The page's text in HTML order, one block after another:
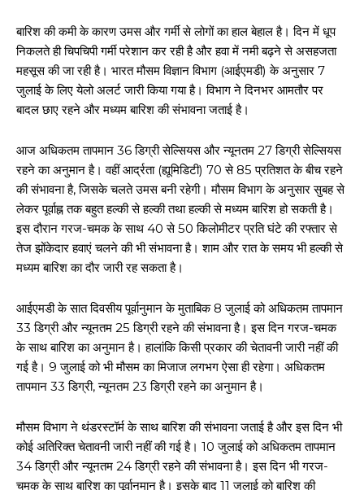
बारिश की कमी के कारण उमस और गर्मी से लोगों का हाल बेहाल है। दिन में धूप
निकलते ही चिपचिपी गर्मी परेशान कर रही है और हवा में नमी बढ़ने से असहजता
महसूस की जा रही है। भारत मौसम विज्ञान विभाग (आईएमडी) के अनुसार 7
जुलाई के लिए येलो अलर्ट जारी किया गया है। विभाग ने दिनभर आमतौर पर
बादल छाए रहने और मध्यम बारिश की संभावना जताई है।
आज अधिकतम तापमान 36 डिग्री सेल्सियस और न्यूनतम 27 डिग्री सेल्सियस
रहने का अनुमान है। वहीं आर्द्रता (ह्यूमिडिटी) 70 से 85 प्रतिशत के बीच रहने
की संभावना है, जिसके चलते उमस बनी रहेगी। मौसम विभाग के अनुसार सुबह से
लेकर पूर्वाह्न तक बहुत हल्की से हल्की तथा हल्की से मध्यम बारिश हो सकती है।
इस दौरान गरज-चमक के साथ 40 से 50 किलोमीटर प्रति घंटे की रफ्तार से
तेज झोंकेदार हवाएं चलने की भी संभावना है। शाम और रात के समय भी हल्की से
मध्यम बारिश का दौर जारी रह सकता है।
आईएमडी के सात दिवसीय पूर्वानुमान के मुताबिक 8 जुलाई को अधिकतम तापमान
33 डिग्री और न्यूनतम 25 डिग्री रहने की संभावना है। इस दिन गरज-चमक
के साथ बारिश का अनुमान है। हालांकि किसी प्रकार की चेतावनी जारी नहीं की
गई है। 9 जुलाई को भी मौसम का मिजाज लगभग ऐसा ही रहेगा। अधिकतम
तापमान 33 डिग्री, न्यूनतम 23 डिग्री रहने का अनुमान है।
मौसम विभाग ने थंडरस्टॉर्म के साथ बारिश की संभावना जताई है और इस दिन भी
कोई अतिरिक्त चेतावनी जारी नहीं की गई है। 10 जुलाई को अधिकतम तापमान
34 डिग्री और न्यूनतम 24 डिग्री रहने की संभावना है। इस दिन भी गरज-
चमक के साथ बारिश का पूर्वानुमान है। इसके बाद 11 जुलाई को बारिश की